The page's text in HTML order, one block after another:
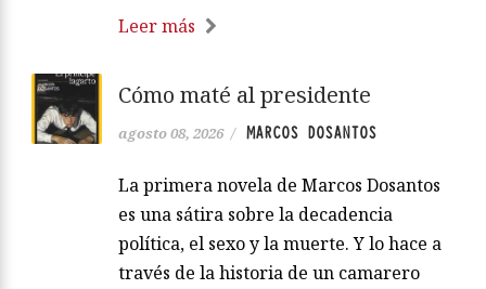
Leer más
Cómo maté al presidente
agosto 08, 2026 / MARCOS DOSANTOS
La primera novela de Marcos Dosantos
es una sátira sobre la decadencia
política, el sexo y la muerte. Y lo hace a
través de la historia de un camarero